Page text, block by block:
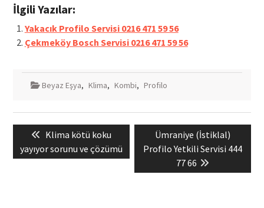
İlgili Yazılar:
Yakacık Profilo Servisi 0216 471 59 56
Çekmeköy Bosch Servisi 0216 471 59 56
Beyaz Eşya, Klima, Kombi, Profilo
gezinmesi
Previous
post:
Klima kötü koku
yayıyor sorunu ve çözümü
Next
post:
Ümraniye (İstiklal)
Profilo Yetkili Servisi 444
77 66